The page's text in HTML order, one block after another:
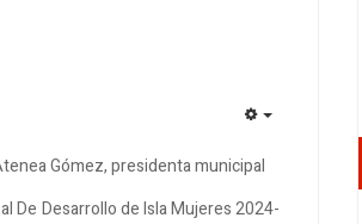
Gómez, presidenta municipal
De Desarrollo de Isla Mujeres 2024-